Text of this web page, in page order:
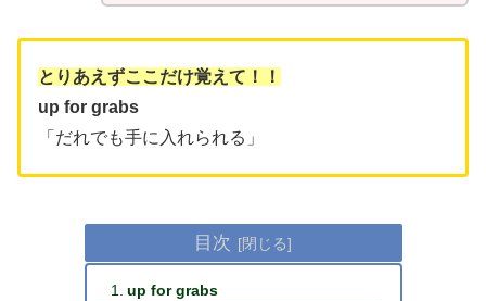
とりあえずここだけ覚えて！！
up for grabs
「だれでも手に入れられる」
目次
up for grabs